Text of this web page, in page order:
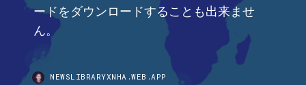
ードをダウンロードすることも出来ませ
ん。
NEWSLIBRARYXNHA.WEB.APP